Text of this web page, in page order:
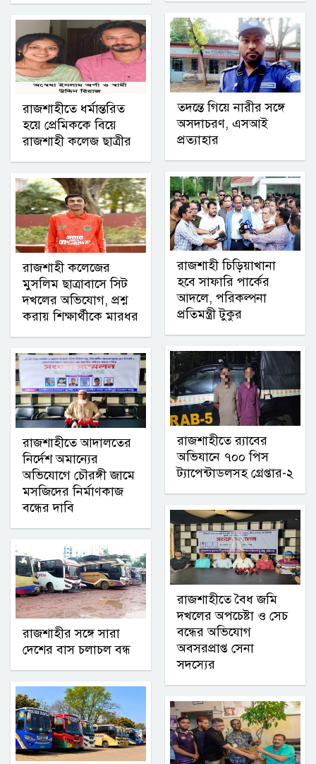
রাজশাহীতে ধর্মান্তরিত
হয়ে প্রেমিককে বিয়ে
রাজশাহী কলেজ ছাত্রীর
রাজশাহী কলেজের
মুসলিম ছাত্রাবাসে সিট
দখলের অভিযোগ, প্রশ্ন
করায় শিক্ষার্থীকে মারধর
রাজশাহীতে আদালতের
নির্দেশ অমান্যের
অভিযোগে চৌরঙ্গী জামে
মসজিদের নির্মাণকাজ
বন্ধের দাবি
রাজশাহীর সঙ্গে সারা
দেশের বাস চলাচল বন্ধ
তদন্তে গিয়ে নারীর সঙ্গে
অসদাচরণ, এসআই
প্রত্যাহার
রাজশাহী চিড়িয়াখানা
হবে সাফারি পার্কের
আদলে, পরিকল্পনা
প্রতিমন্ত্রী টুকুর
রাজশাহীতে র‌্যাবের
অভিযানে ৭০০ পিস
ট্যাপেন্টাডলসহ গ্রেপ্তার-২
রাজশাহীতে বৈধ জমি
দখলের অপচেষ্টা ও সেচ
বন্ধের অভিযোগ
অবসরপ্রাপ্ত সেনা
সদস্যের